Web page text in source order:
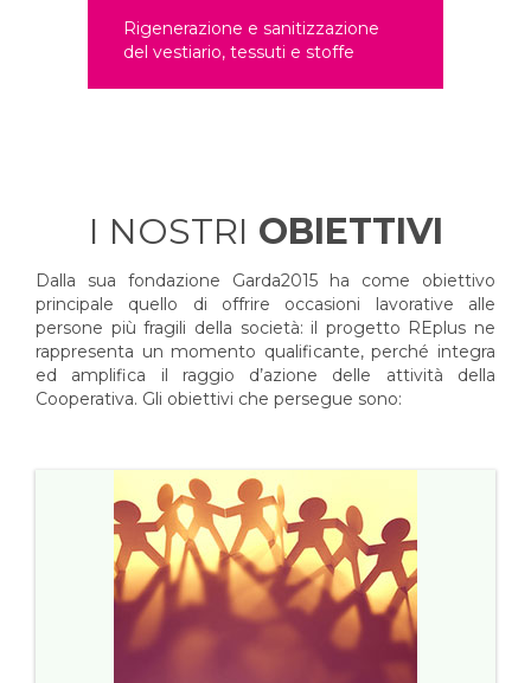
Rigenerazione e sanitizzazione
del vestiario, tessuti e stoffe
I NOSTRI OBIETTIVI
Dalla sua fondazione Garda2015 ha come obiettivo
principale quello di offrire occasioni lavorative alle
persone più fragili della società: il progetto REplus ne
rappresenta un momento qualificante, perché integra
ed amplifica il raggio d’azione delle attività della
Cooperativa. Gli obiettivi che persegue sono: